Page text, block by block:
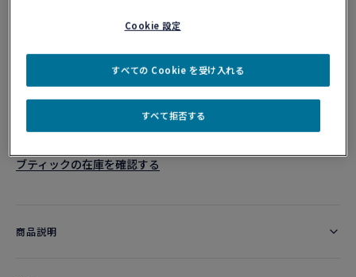
カスタマイズ
ショッピングバッグに追加
ブティックの在庫を確認する​
商品説明
Cookie 設定
すべて拒否する
すべての Cookie を受け入れる